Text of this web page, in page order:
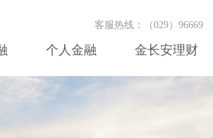
客服热线：（029）96669
个人金融 金长安理财